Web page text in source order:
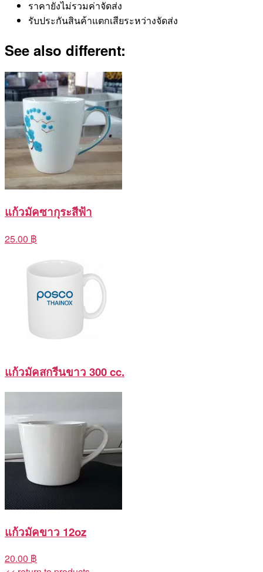
ราคายังไม่รวมค่าจัดส่ง
รับประกันสินค้าแตกเสียระหว่างจัดส่ง
See also different:
แก้วมัคซากุระสีฟ้า
25.00 ฿
แก้วมัคสกรีนขาว 300 cc.
แก้วมัคขาว 12oz
20.00 ฿